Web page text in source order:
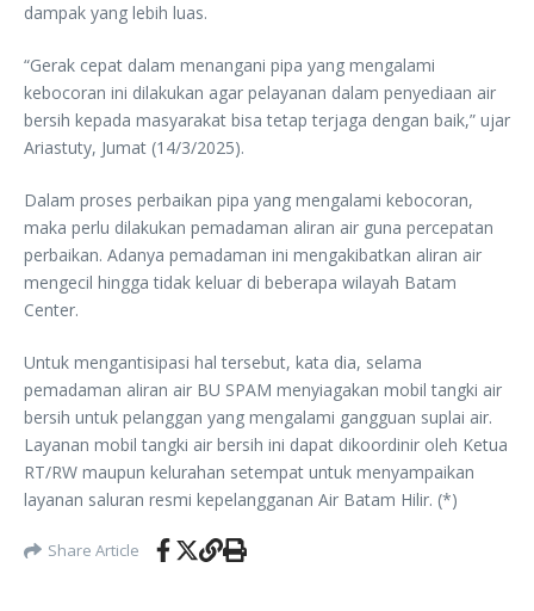
dampak yang lebih luas.
“Gerak cepat dalam menangani pipa yang mengalami
kebocoran ini dilakukan agar pelayanan dalam penyediaan air
bersih kepada masyarakat bisa tetap terjaga dengan baik,” ujar
Ariastuty, Jumat (14/3/2025).
Dalam proses perbaikan pipa yang mengalami kebocoran,
maka perlu dilakukan pemadaman aliran air guna percepatan
perbaikan. Adanya pemadaman ini mengakibatkan aliran air
mengecil hingga tidak keluar di beberapa wilayah Batam
Center.
Untuk mengantisipasi hal tersebut, kata dia, selama
pemadaman aliran air BU SPAM menyiagakan mobil tangki air
bersih untuk pelanggan yang mengalami gangguan suplai air.
Layanan mobil tangki air bersih ini dapat dikoordinir oleh Ketua
RT/RW maupun kelurahan setempat untuk menyampaikan
layanan saluran resmi kepelangganan Air Batam Hilir. (*)
Share Article